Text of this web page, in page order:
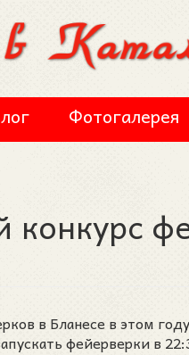
Фотогалерея
в Бланесе в этом
фейерверки в